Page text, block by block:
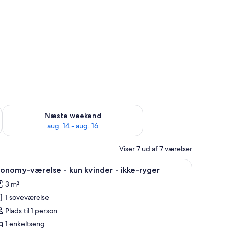
aug. 7 - aug. 9
Næste weekend
aug. 14 - aug. 16
Tjek tilgængelighed for næste weekend aug. 14 - aug. 16
Viser 7 ud af 7 værelser
træhovedgærde og en ensfarvet væg.Et soveværelse med køjeseng, stige, lampe
4 værelse - kun kvinder - ikke-ryger
3 m²
1 soveværelse
Plads til 1 person
1 enkeltseng